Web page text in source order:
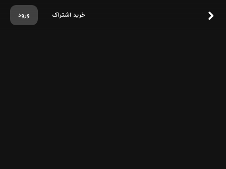
ورود خرید اشتراک